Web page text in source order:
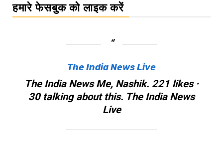
हमारे फेसबुक को लाइक करें
The India News Live
The India News Me, Nashik. 221 likes ·
30 talking about this. The India News
Live